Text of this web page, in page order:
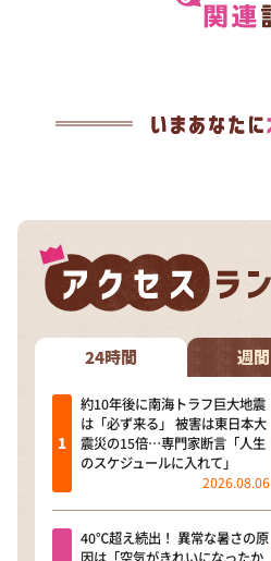
24時間 週間
約10年後に南海トラフ巨大地震
は「必ず来る」 被害は東日本大
震災の15倍…専門家断言「人生
のスケジュールに入れて」
2026.08.06
40℃超え続出！ 異常な暑さの原